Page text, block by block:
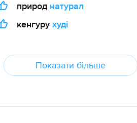
природ натурал
кенгуру худі
Показати більше